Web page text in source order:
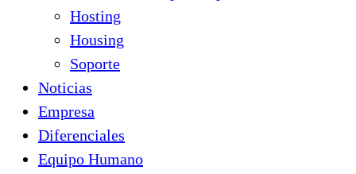
Hosting
Housing
Soporte
Noticias
Empresa
Diferenciales
Equipo Humano